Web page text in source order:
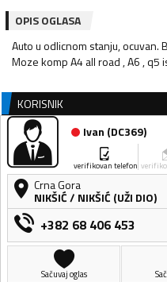
OPIS OGLASA
Auto u odlicnom stanju, ocuvan.
Moze komp A4 all road , A6 , q5
KORISNIK
Ivan (DC369)
verifikovan telefon
Crna Gora
NIKŠIĆ/ NIKŠIĆ (UŽI DIO)
+382 68 406 453
Sačuvaj oglas